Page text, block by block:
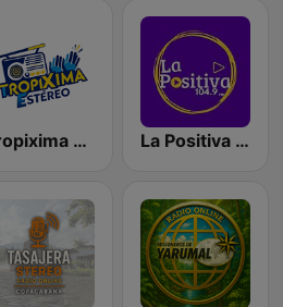
Tropixima Estereo La Positiva 104.9 FM